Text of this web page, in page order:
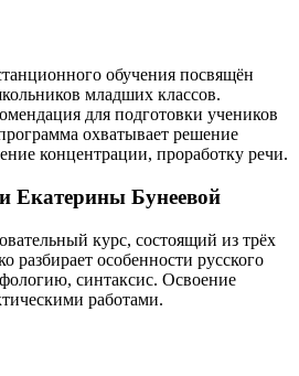
обучения посвящён
младших классов.
для подготовки учеников
охватывает решение
концентрации, проработку речи.
Екатерины Бунеевой
курс, состоящий из трёх
разбирает особенности русского
синтаксис. Освоение
работами.